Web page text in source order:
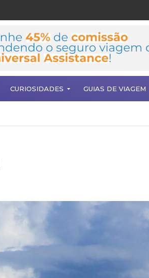
CURIOSIDADES GUIAS DE VIAGEM